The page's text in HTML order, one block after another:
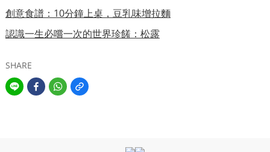
創意食譜：10分鐘上桌，豆乳味增拉麵
認識一生必嚐一次的世界珍饈：松露
SHARE